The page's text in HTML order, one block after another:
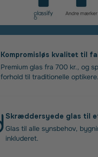
Kompromisløs kvalitet til
Premium glas fra 700 kr., og
forhold til traditionelle optikere.
Skræddersyede glas til
Glas til alle synsbehov,
inkluderet.